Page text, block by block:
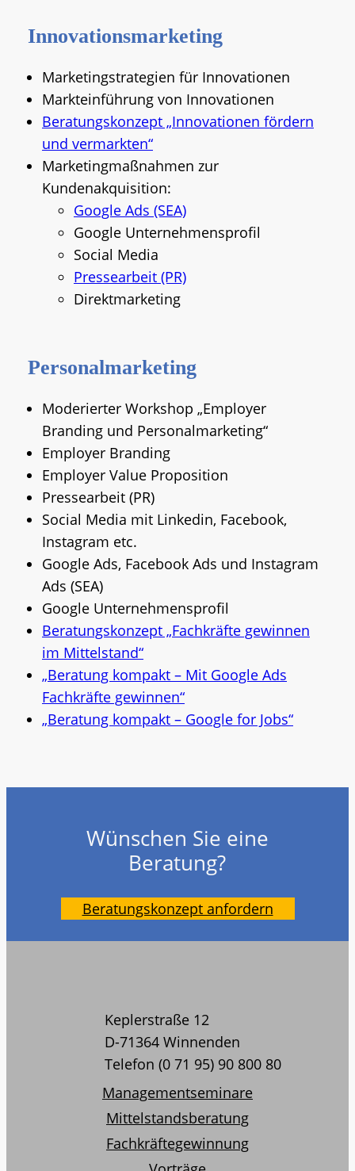
Innovationsmarketing
Marketingstrategien für Innovationen
Markteinführung von Innovationen
Beratungskonzept „Innovationen fördern
und vermarkten“
Marketingmaßnahmen zur
Kundenakquisition:
Google Ads (SEA)
Google Unternehmensprofil
Social Media
Pressearbeit (PR)
Direktmarketing
Personalmarketing
Moderierter Workshop „Employer
Branding und Personalmarketing“
Employer Branding
Employer Value Proposition
Pressearbeit (PR)
Social Media mit Linkedin, Facebook,
Instagram etc.
Google Ads, Facebook Ads und Instagram
Ads (SEA)
Google Unternehmensprofil
Beratungskonzept „Fachkräfte gewinnen
im Mittelstand“
„Beratung kompakt – Mit Google Ads
Fachkräfte gewinnen“
„Beratung kompakt – Google for Jobs“
Wünschen Sie eine
Beratung?
Beratungskonzept anfordern
Keplerstraße 12
D-71364 Winnenden
Telefon (0 71 95) 90 800 80
Managementseminare
Mittelstandsberatung
Fachkräftegewinnung